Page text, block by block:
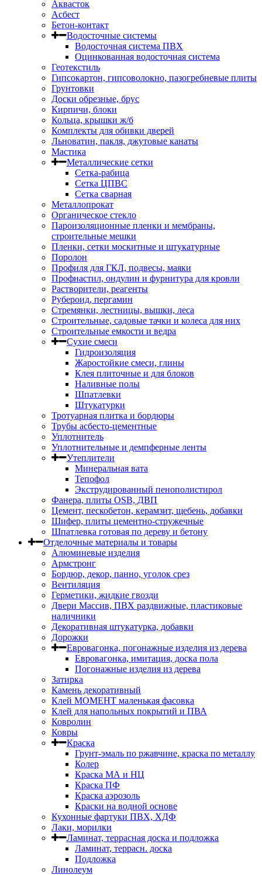
Аквасток
Асбест
Бетон-контакт
Водосточные системы
Водосточная система ПВХ
Оцинкованная водосточная система
Геотекстиль
Гипсокартон, гипсоволокно, пазогребневые плиты
Грунтовки
Доски обрезные, брус
Кирпичи, блоки
Кольца, крышки ж/б
Комплекты для обивки дверей
Льноватин, пакля, джутовые канаты
Мастика
Металлические сетки
Сетка-рабица
Сетка ЦПВС
Сетка сварная
Металлопрокат
Органическое стекло
Пароизоляционные пленки и мембраны,
строительные мешки
Пленки, сетки москитные и штукатурные
Поролон
Профиля для ГКЛ, подвесы, маяки
Профнастил, ондулин и фурнитура для кровли
Растворители, реагенты
Рубероид, пергамин
Стремянки, лестницы, вышки, леса
Строительные, садовые тачки и колеса для них
Строительные емкости и ведра
Сухие смеси
Гидроизоляция
Жаростойкие смеси, глины
Клея плиточные и для блоков
Наливные полы
Шпатлевки
Штукатурки
Тротуарная плитка и бордюры
Трубы асбесто-цементные
Уплотнитель
Уплотнительные и демпферные ленты
Утеплители
Минеральная вата
Тепофол
Экструдированный пенополистирол
Фанера, плиты OSB, ДВП
Цемент, пескобетон, керамзит, щебень, добавки
Шифер, плиты цементно-стружечные
Шпатлевка готовая по дереву и бетону
Отделочные материалы и товары
Алюминевые изделия
Армстронг
Бордюр, декор, панно, уголок срез
Вентиляция
Герметики, жидкие гвозди
Двери Массив, ПВХ раздвижные, пластиковые
наличники
Декоративная штукатурка, добавки
Дорожки
Евровагонка, погонажные изделия из дерева
Евровагонка, имитация, доска пола
Погонажные изделия из дерева
Затирка
Камень декоративный
Клей МОМЕНТ маленькая фасовка
Клей для напольных покрытий и ПВА
Ковролин
Ковры
Краска
Грунт-эмаль по ржавчине, краска по металлу
Колер
Краска МА и НЦ
Краска ПФ
Краска аэрозоль
Краски на водной основе
Кухонные фартуки ПВХ, ХДФ
Лаки, морилки
Ламинат, террасная доска и подложка
Ламинат, террасн. доска
Подложка
Линолеум